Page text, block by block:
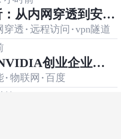
从内网穿透到安全
案
穿透· 远程访问 ·vpn隧道
创业企业展
服务赋能行业生态
· 物联网 ·百度